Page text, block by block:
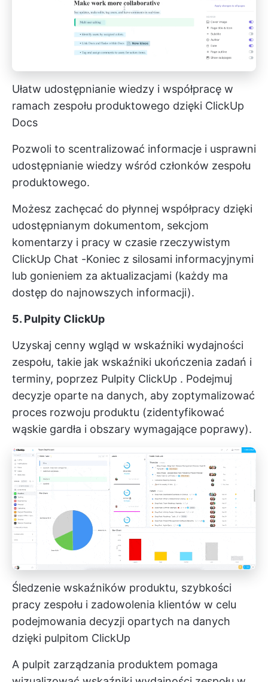
Ułatw udostępnianie wiedzy i współpracę w
ramach zespołu produktowego dzięki ClickUp
Docs
Pozwoli to scentralizować informacje i usprawni
udostępnianie wiedzy wśród członków zespołu
produktowego.
Możesz zachęcać do płynnej współpracy dzięki
udostępnianym dokumentom, sekcjom
komentarzy i pracy w czasie rzeczywistym
ClickUp Chat -Koniec z silosami informacyjnymi
lub gonieniem za aktualizacjami (każdy ma
dostęp do najnowszych informacji).
5. Pulpity ClickUp
Uzyskaj cenny wgląd w wskaźniki wydajności
zespołu, takie jak wskaźniki ukończenia zadań i
terminy, poprzez Pulpity ClickUp . Podejmuj
decyzje oparte na danych, aby zoptymalizować
proces rozwoju produktu (zidentyfikować
wąskie gardła i obszary wymagające poprawy).
Śledzenie wskaźników produktu, szybkości
pracy zespołu i zadowolenia klientów w celu
podejmowania decyzji opartych na danych
dzięki pulpitom ClickUp
A pulpit zarządzania produktem pomaga